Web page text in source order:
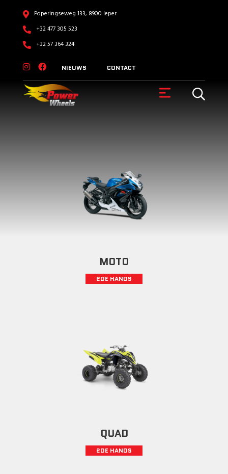
Poperingseweg 133, 8900 Ieper
+32 477 305 523
+32 57 364 324
NIEUWS CONTACT
MOTO
2DE HANDS
QUAD
2DE HANDS